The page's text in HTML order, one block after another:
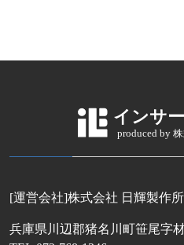
[運営会社]株式会社 日輝製作所
兵庫県川辺郡猪名川町笹尾字